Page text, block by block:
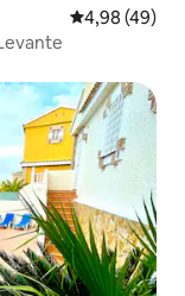
4,98 av 5 i
4,98 (49)